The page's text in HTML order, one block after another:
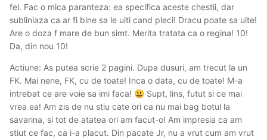
fel. Fac o mica paranteza: ea specifica aceste chestii, dar
subliniaza ca ar fi bine sa le uiti cand pleci! Dracu poate sa uite!
Are o doza f mare de bun simt. Merita tratata ca o regina! 10!
Da, din nou 10!
Actiune: As putea scrie 2 pagini. Dupa dusuri, am trecut la un
FK. Mai nene, FK, cu de toate! Inca o data, cu de toate! M-a
intrebat ce are voie sa imi faca! 😃 Supt, lins, futut si ce mai
vrea ea! Am zis de nu stiu cate ori ca nu mai bag botul la
savarina, si tot de atatea ori am facut-o! Am impresia ca am
stiut ce fac, ca i-a placut. Din pacate Jr, nu a vrut cum am vrut